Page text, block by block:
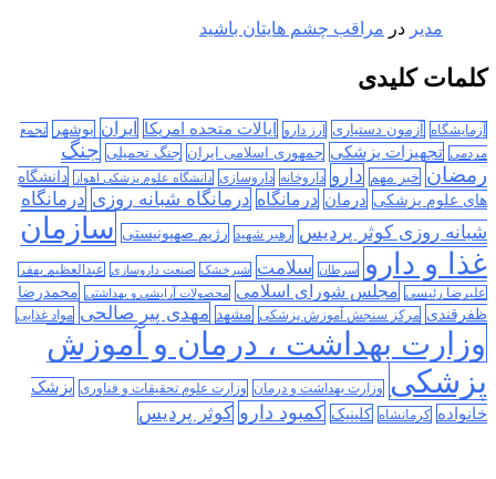
مدیر در مراقب چشم هایتان باشید
کلمات کلیدی
آزمایشگاه آزمون دستیاری ارز دارو ایالات متحده امریکا ایران بوشهر
تجمع
مردمی تجهیزات پزشکی جمهوری اسلامی ایران جنگ تحمیلی جنگ
رمضان خبر مهم دارو داروخانه داروسازی دانشگاه علوم پزشکی اهواز
دانشگاه
های علوم پزشکی درمان درمانگاه درمانگاه شبانه روزی درمانگاه
شبانه روزی کوثر پردیس رهبر شهید رژیم صهیونیستی سازمان
غذا و دارو
سرطان سلامت شیرخشک صنعت داروسازی عبدالعظیم بهفر
علیرضا رئیسی مجلس شورای اسلامی محصولات آرایشی و بهداشتی محمدرضا
ظفرقندی مرکز سنجش آموزش پزشکی مشهد مهدی پیر صالحی مواد غذایی
وزارت بهداشت ، درمان و آموزش
پزشکی وزارت بهداشت و درمان وزارت علوم تحقیقات و فناوری پزشک
خانواده کرمانشاه کلینیک کمبود دارو کوثر پردیس